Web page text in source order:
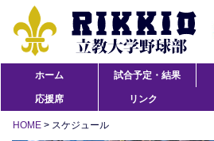
ホーム 試合予定・結果
応援席 リンク
HOME > スケジュール